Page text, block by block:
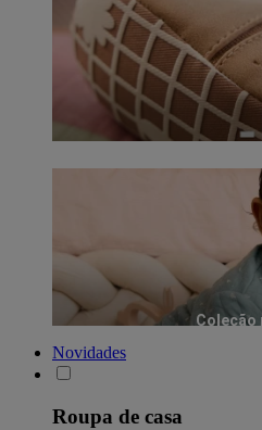
Coleção
Novidades
Roupa de casa